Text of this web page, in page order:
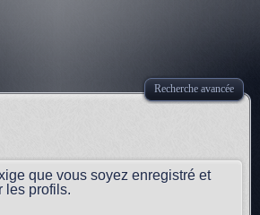
Recherche avancée
que vous soyez enregistré et
les profils.